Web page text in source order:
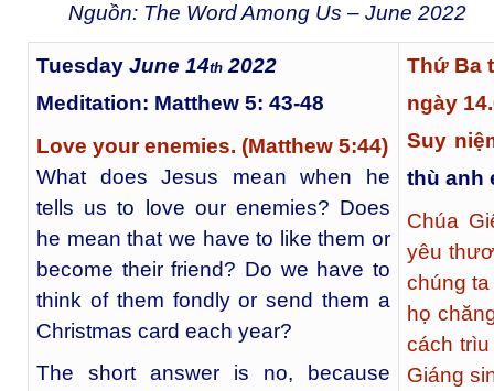
Nguồn: The Word Among Us – June 2022
Tuesday June 14th 2022
Meditation: Matthew 5: 43-48
Love your enemies. (Matthew 5:44)
What does Jesus mean when he
tells us to love our enemies? Does
he mean that we have to like them or
become their friend? Do we have to
think of them fondly or send them a
Christmas card each year?
The short answer is no, because
Thứ Ba
ngày
Suy
thù anh
Chúa
yêu
chúng
họ
cách
Giáng